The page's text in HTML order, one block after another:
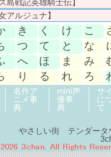
戦記英雄騎士伝】
ルジュナ】
き く け こ
つ て と な
へ ほ ま み
り る れ ろ
名作ア
ニメ事
典
mini声
優事
典
サ
に
て
やさしい街 テンダータ